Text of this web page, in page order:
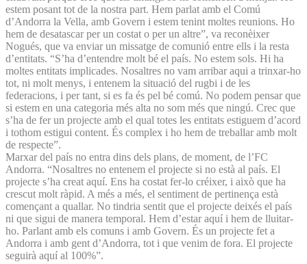
estem posant tot de la nostra part. Hem parlat amb el Comú
d’Andorra la Vella, amb Govern i estem tenint moltes reunions. Ho
hem de desatascar per un costat o per un altre”, va reconèixer
Nogués, que va enviar un missatge de comunió entre ells i la resta
d’entitats. “S’ha d’entendre molt bé el país. No estem sols. Hi ha
moltes entitats implicades. Nosaltres no vam arribar aqui a trinxar-ho
tot, ni molt menys, i entenem la situació del rugbi i de les
federacions, i per tant, si es fa és pel bé comú. No podem pensar que
si estem en una categoria més alta no som més que ningú. Crec que
s’ha de fer un projecte amb el qual totes les entitats estiguem d’acord
i tothom estigui content. És complex i ho hem de treballar amb molt
de respecte”.
Marxar del país no entra dins dels plans, de moment, de l’FC
Andorra. “Nosaltres no entenem el projecte si no està al país. El
projecte s’ha creat aquí. Ens ha costat fer-lo créixer, i això que ha
crescut molt ràpid. A més a més, el sentiment de pertinença està
començant a quallar. No tindria sentit que el projecte deixés el país
ni que sigui de manera temporal. Hem d’estar aquí i hem de lluitar-
ho. Parlant amb els comuns i amb Govern. És un projecte fet a
Andorra i amb gent d’Andorra, tot i que venim de fora. El projecte
seguirà aquí al 100%”.